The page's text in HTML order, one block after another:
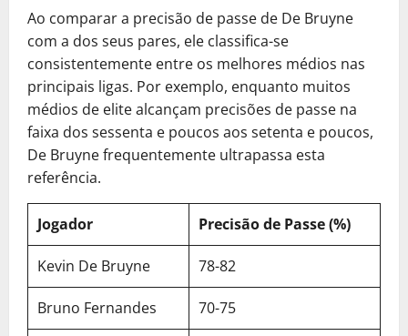
Ao comparar a precisão de passe de De Bruyne
com a dos seus pares, ele classifica-se
consistentemente entre os melhores médios nas
principais ligas. Por exemplo, enquanto muitos
médios de elite alcançam precisões de passe na
faixa dos sessenta e poucos aos setenta e poucos,
De Bruyne frequentemente ultrapassa esta
referência.
Jogador Precisão de Passe (%)
Kevin De Bruyne 78-82
Bruno Fernandes 70-75